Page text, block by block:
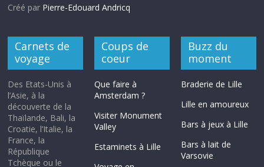
Créé par Pierre-Edouard Andricq
Carnets de
voyage
Des Etats-Unis à
l’Asie, à la
découverte de la
Thaïlande, Bali, la
Croatie, l’Italie, la
France, la
République
Tchèque ou le
Coups de
coeur
Que faire à
Amsterdam ?
Visiter Monument
Valley
Estaminets à Lille
Buzz du
moment
Braderie de Lille
Lille en amoureux
Bars à jeux à Lille
Bars à lait de
Varsovie